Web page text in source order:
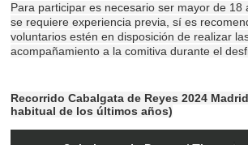
Para participar es necesario ser mayor de 18
se requiere experiencia previa, sí es
voluntarios estén en disposición de realizar
acompañamiento a la comitiva durante el
Recorrido Cabalgata de Reyes 2024
habitual de los últimos años)